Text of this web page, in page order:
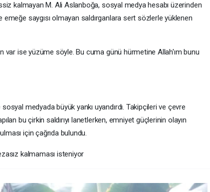
kalmayan M. Ali Aslanboğa, sosyal medya hesabı üzerinden
emeğe saygısı olmayan saldırganlara sert sözlerle yüklenen
var ise yüzüme söyle. Bu cuma günü hürmetine Allah'ım bunu
medyada büyük yankı uyandırdı. Takipçileri ve çevre
bu çirkin saldırıyı lanetlerken, emniyet güçlerinin olayın
için çağrıda bulundu.
kalmaması isteniyor